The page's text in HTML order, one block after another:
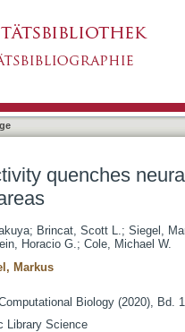
quenches
; Brincat, Scott L.; Siegel,
Horacio G.; Cole, Michael W.
Markus
Biology (2020), Bd.
Library Science